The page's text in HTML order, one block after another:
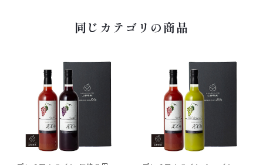
同じカテゴリの商品